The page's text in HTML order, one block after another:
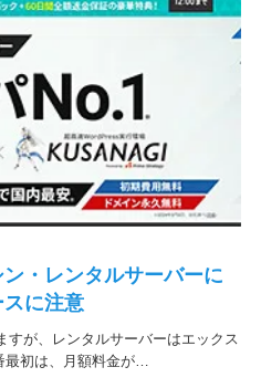
・レンタルサーバーに
に注意
すが、レンタルサーバーはエックス
初は、月額料金が…